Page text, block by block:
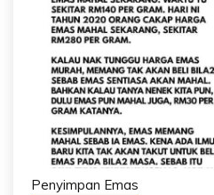
Penyimpan Emas